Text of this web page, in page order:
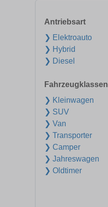
Antriebsart
❯ Elektroauto
❯ Hybrid
❯ Diesel
Fahrzeugklassen
❯ Kleinwagen
❯ SUV
❯ Van
❯ Transporter
❯ Camper
❯ Jahreswagen
❯ Oldtimer